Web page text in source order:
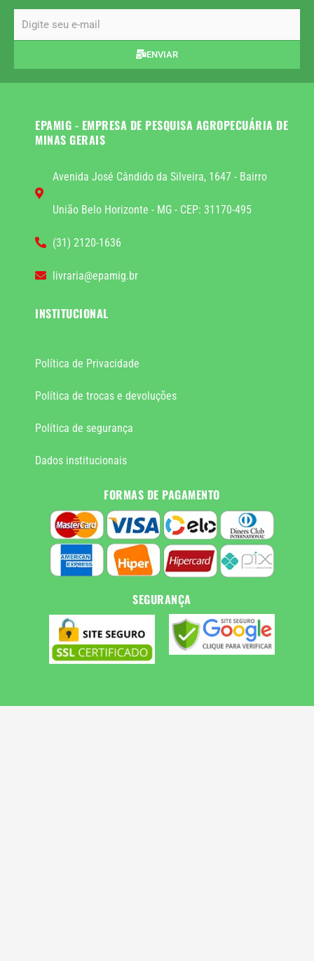
ENVIAR
EPAMIG - EMPRESA DE PESQUISA AGROPECUÁRIA DE
MINAS GERAIS
Avenida José Cândido da Silveira, 1647 - Bairro
União Belo Horizonte - MG - CEP: 31170-495
(31) 2120-1636
livraria@epamig.br
INSTITUCIONAL
Política de Privacidade
Política de trocas e devoluções
Política de segurança
Dados institucionais
FORMAS DE PAGAMENTO
SEGURANÇA